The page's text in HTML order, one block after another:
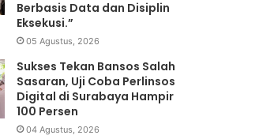
Berbasis Data dan Disiplin
Eksekusi.”
05 Agustus, 2026
Sukses Tekan Bansos Salah
Sasaran, Uji Coba Perlinsos
Digital di Surabaya Hampir
100 Persen
04 Agustus, 2026